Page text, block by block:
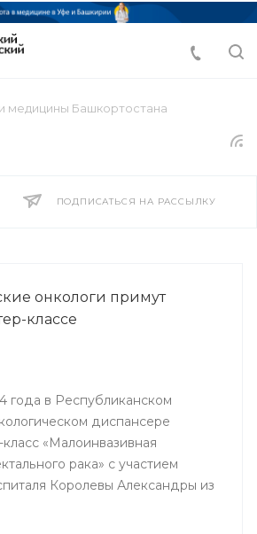
медицины Башкортостана
ПОДПИСАТЬСЯ НА РАССЫЛКУ
онкологи примут
классе
года в Республиканском
диспансере
«Малоинвазивная
рака» с участием
Королевы Александры из